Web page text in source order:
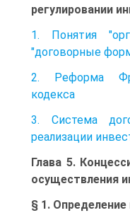
регулировании
1. Понятия
"договорные
2. Реформа
кодекса
3. Система
реализации
Глава 5.
осуществления
§ 1.